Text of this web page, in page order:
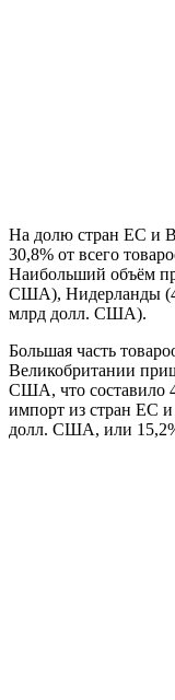
На долю стран ЕС и
30,8% от всего
Наибольший объём
США), Нидерланды
млрд долл. США).
Большая часть
Великобритании
США, что составило
импорт из стран ЕС
долл. США, или